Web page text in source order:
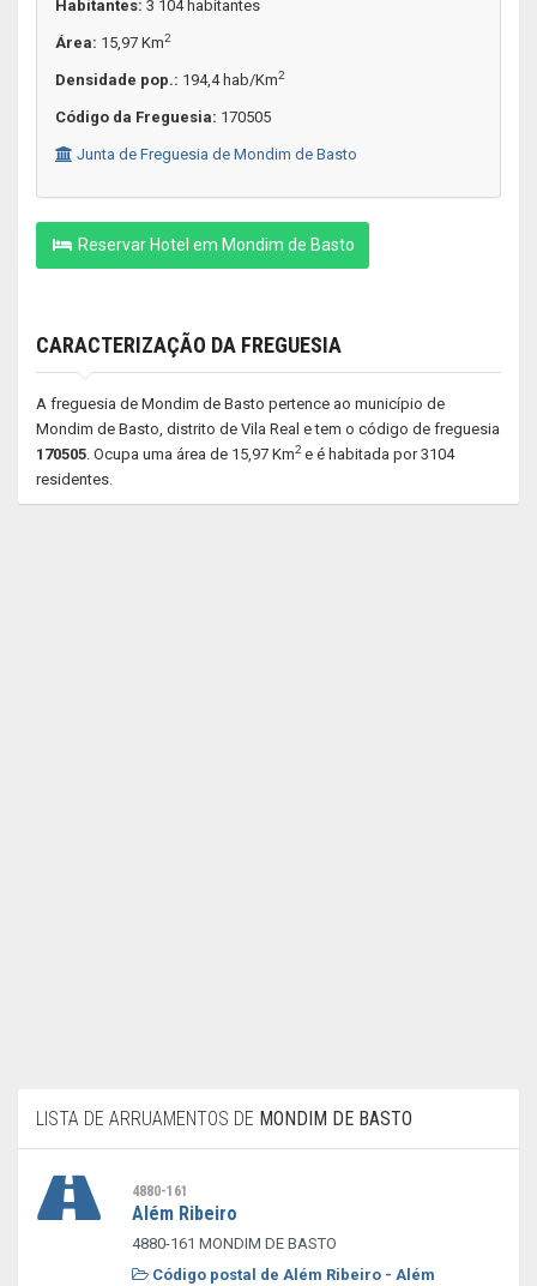
Habitantes: 3 104 habitantes
Área: 15,97 Km2
Densidade pop.: 194,4 hab/Km2
Código da Freguesia: 170505
Junta de Freguesia de Mondim de Basto
Reservar Hotel em Mondim de Basto
CARACTERIZAÇÃO DA FREGUESIA
A freguesia de Mondim de Basto pertence ao município de
Mondim de Basto, distrito de Vila Real e tem o código de freguesia
170505. Ocupa uma área de 15,97 Km2e é habitada por 3104
residentes.
LISTA DE ARRUAMENTOS DE MONDIM DE BASTO
4880-161
Além Ribeiro
4880-161 MONDIM DE BASTO
Código postal de Além Ribeiro - Além